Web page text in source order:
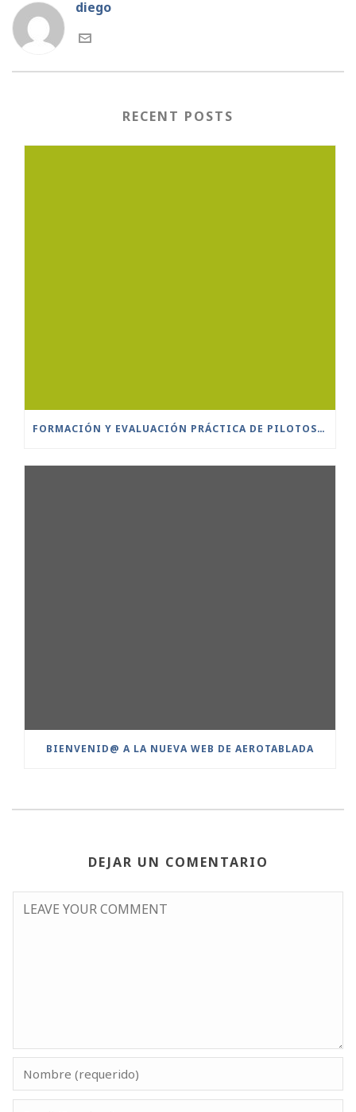
diego
RECENT POSTS
FORMACIÓN Y EVALUACIÓN PRÁCTICA DE PILOTOS A DISTANCIA ESCENARIOS ESTÁNDAR
BIENVENID@ A LA NUEVA WEB DE AEROTABLADA
DEJAR UN COMENTARIO